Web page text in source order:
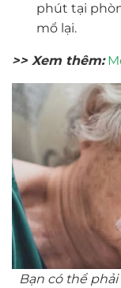
phút tại
mổ lại.
>> Xem thêm:
Bạn có thể